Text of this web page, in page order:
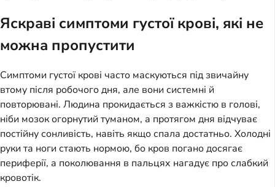
Яскраві симптоми густої крові, які не
можна пропустити
Симптоми густої крові часто маскуються під звичайну
втому після робочого дня, але вони системні й
повторювані. Людина прокидається з важкістю в голові,
ніби мозок огорнутий туманом, а протягом дня відчуває
постійну сонливість, навіть якщо спала достатньо. Холодні
руки та ноги стають нормою, бо кров погано досягає
периферії, а поколювання в пальцях нагадує про слабкий
кровотік.